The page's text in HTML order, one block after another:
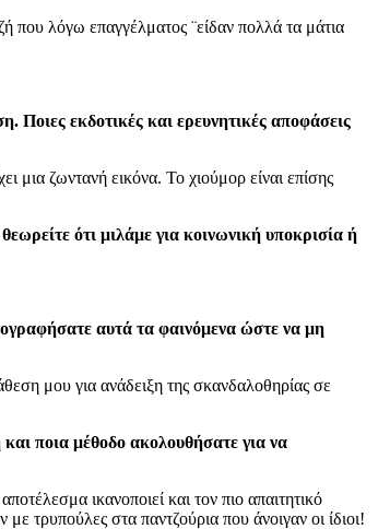
που λόγω επαγγέλματος ¨είδαν πολλά τα μάτια
εκδοτικές και ερευνητικές αποφάσεις
ζωντανή εικόνα. Το χιούμορ είναι επίσης
ότι μιλάμε για κοινωνική υποκρισία ή
αυτά τα φαινόμενα ώστε να μη
μου για ανάδειξη της σκανδαλοθηρίας σε
ποια μέθοδο ακολουθήσατε για να
ικανοποιεί και τον πιο απαιτητικό
τρυπούλες στα παντζούρια που άνοιγαν οι ίδιοι!